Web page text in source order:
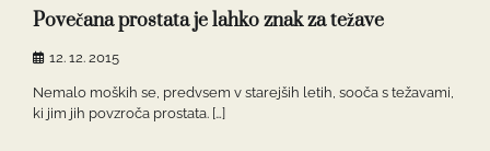
Povečana prostata je lahko znak za težave
12. 12. 2015
Nemalo moških se, predvsem v starejših letih, sooča s težavami,
ki jim jih povzroča prostata. […]